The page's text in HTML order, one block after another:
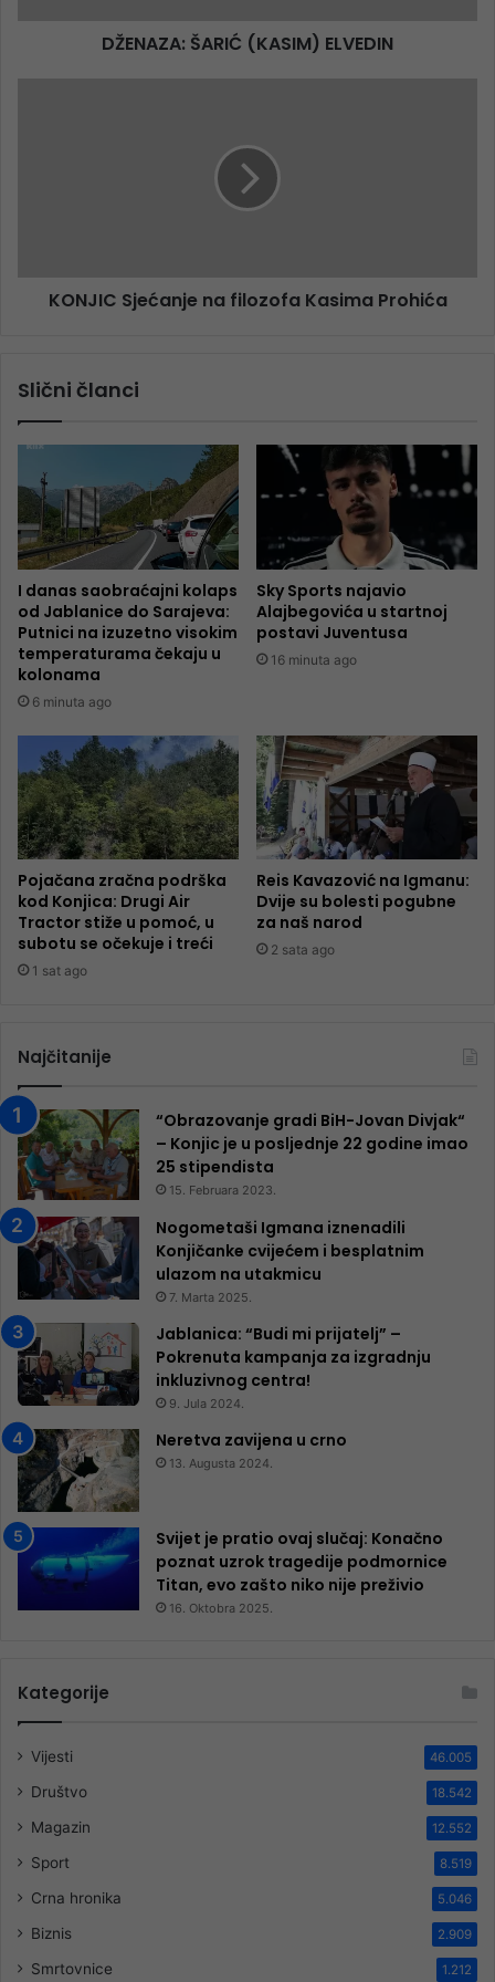
DŽENAZA: ŠARIĆ (KASIM) ELVEDIN
KONJIC Sjećanje na filozofa Kasima Prohića
Slični članci
I danas saobraćajni kolaps
od Jablanice do Sarajeva:
Putnici na izuzetno visokim
temperaturama čekaju u
kolonama
6 minuta ago
Sky Sports najavio
Alajbegovića u startnoj
postavi Juventusa
16 minuta ago
Pojačana zračna podrška
kod Konjica: Drugi Air
Tractor stiže u pomoć, u
subotu se očekuje i treći
1 sat ago
Reis Kavazović na Igmanu:
Dvije su bolesti pogubne
za naš narod
2 sata ago
Najčitanije
“Obrazovanje gradi BiH-Jovan Divjak“
– Konjic je u posljednje 22 godine imao
25 ​​stipendista
15. Februara 2023.
Nogometaši Igmana iznenadili
Konjičanke cvijećem i besplatnim
ulazom na utakmicu
7. Marta 2025.
Jablanica: “Budi mi prijatelj” –
Pokrenuta kampanja za izgradnju
inkluzivnog centra!
9. Jula 2024.
Neretva zavijena u crno
13. Augusta 2024.
Svijet je pratio ovaj slučaj: Konačno
poznat uzrok tragedije podmornice
Titan, evo zašto niko nije preživio
16. Oktobra 2025.
Kategorije
Vijesti 46.005
Društvo 18.542
Magazin 12.552
Sport 8.519
Crna hronika 5.046
Biznis 2.909
Smrtovnice 1.212